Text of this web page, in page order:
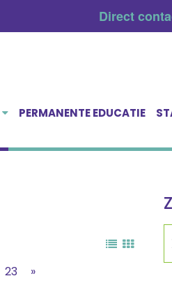
Direct
PERMANENTE EDUCATIE
23 »